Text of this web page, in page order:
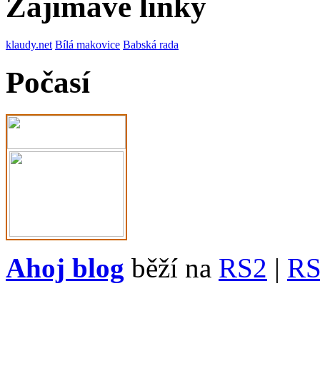
klaudy.net Bílá makovice Babská rada
Počasí
Ahoj blog běží na RS2 |